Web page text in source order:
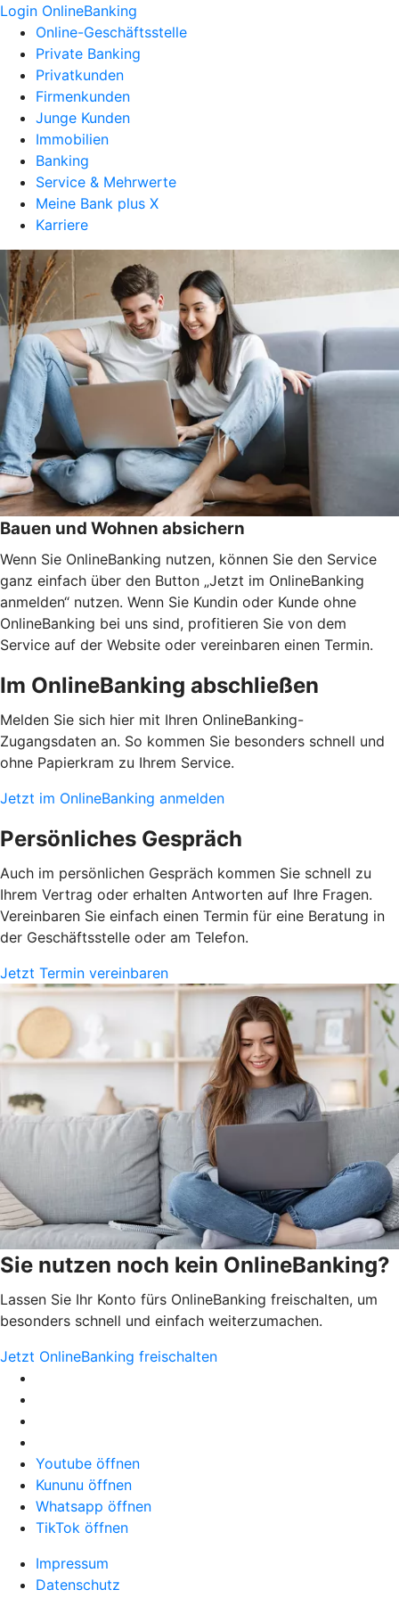
Login OnlineBanking
Online-Geschäftsstelle
Private Banking
Privatkunden
Firmenkunden
Junge Kunden
Immobilien
Banking
Service & Mehrwerte
Meine Bank plus X
Karriere
Bauen und Wohnen absichern
Wenn Sie OnlineBanking nutzen, können Sie den Service
ganz einfach über den Button „Jetzt im OnlineBanking
anmelden“ nutzen. Wenn Sie Kundin oder Kunde ohne
OnlineBanking bei uns sind, profitieren Sie von dem
Service auf der Website oder vereinbaren einen Termin.
Im OnlineBanking abschließen
Melden Sie sich hier mit Ihren OnlineBanking-
Zugangsdaten an. So kommen Sie besonders schnell und
ohne Papierkram zu Ihrem Service.
Jetzt im OnlineBanking anmelden
Persönliches Gespräch
Auch im persönlichen Gespräch kommen Sie schnell zu
Ihrem Vertrag oder erhalten Antworten auf Ihre Fragen.
Vereinbaren Sie einfach einen Termin für eine Beratung in
der Geschäftsstelle oder am Telefon.
Jetzt Termin vereinbaren
Sie nutzen noch kein OnlineBanking?
Lassen Sie Ihr Konto fürs OnlineBanking freischalten, um
besonders schnell und einfach weiterzumachen.
Jetzt OnlineBanking freischalten
Youtube öffnen
Kununu öffnen
Whatsapp öffnen
TikTok öffnen
Impressum
Datenschutz